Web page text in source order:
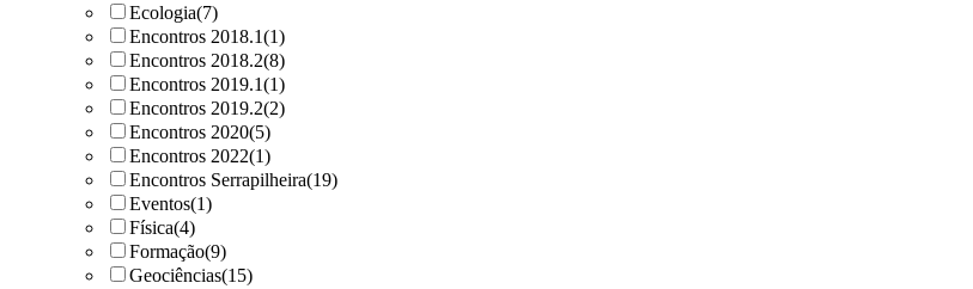
Ecologia(7)
Encontros 2018.1(1)
Encontros 2018.2(8)
Encontros 2019.1(1)
Encontros 2019.2(2)
Encontros 2020(5)
Encontros 2022(1)
Encontros Serrapilheira(19)
Eventos(1)
Física(4)
Formação(9)
Geociências(15)